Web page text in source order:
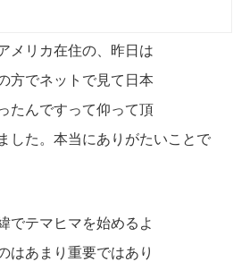
メリカ在住の、昨日は
方でネットで見て日本
たんですって仰って頂
した。本当にありがたいことで
でテマヒマを始めるよ
はあまり重要ではあり